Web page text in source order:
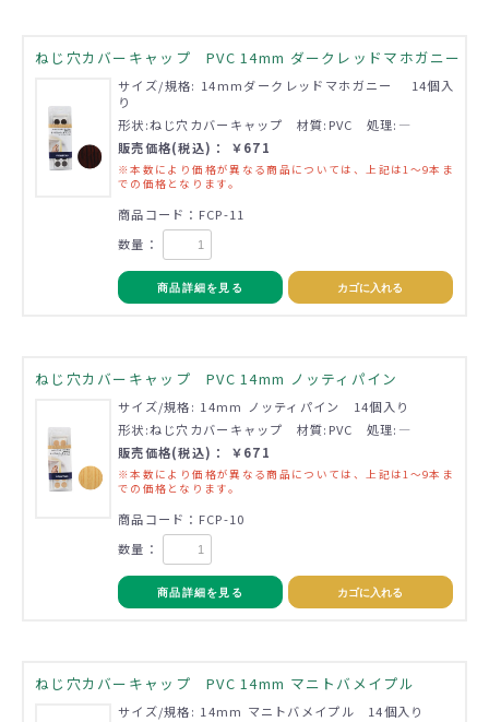
ねじ穴カバーキャップ PVC 14mm ダークレッドマホガニー
サイズ/規格: 14mmダークレッドマホガニー 14個入
り
形状:ねじ穴カバーキャップ 材質:PVC 処理:―
販売価格(税込)： ￥671
※本数により価格が異なる商品については、上記は1～9本ま
での価格となります。
商品コード：FCP-11
数量：
商品詳細を見る カゴに入れる
ねじ穴カバーキャップ PVC 14mm ノッティパイン
サイズ/規格: 14mm ノッティパイン 14個入り
形状:ねじ穴カバーキャップ 材質:PVC 処理:―
販売価格(税込)： ￥671
※本数により価格が異なる商品については、上記は1～9本ま
での価格となります。
商品コード：FCP-10
数量：
商品詳細を見る カゴに入れる
ねじ穴カバーキャップ PVC 14mm マニトバメイプル
サイズ/規格: 14mm マニトバメイプル 14個入り